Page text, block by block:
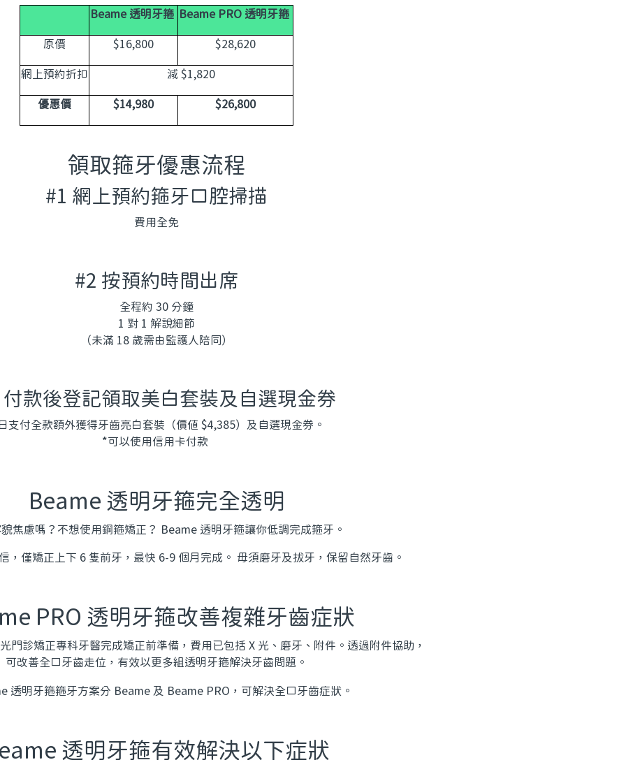
Beame 透明牙箍 Beame PRO 透明牙箍
原價 $16,800 $28,620
網上預約折扣 減 $1,820
優惠價 $14,980 $26,800
領取箍牙優惠流程
#1 網上預約箍牙口腔掃描
費用全免
#2 按預約時間出席
全程約 30 分鐘
1 對 1 解說細節
（未滿 18 歲需由監護人陪同）
款後登記領取美白套裝及自選現金券
支付全款額外獲得牙齒亮白套裝（價值 $4,385）及自選現金券。
*可以使用信用卡付款
Beame 透明牙箍完全透明
焦慮嗎？不想使用鋼箍矯正？ Beame 透明牙箍讓你低調完成箍牙。
，僅矯正上下 6 隻前牙，最快 6-9 個月完成。 毋須磨牙及拔牙，保留自然牙齒。
PRO 透明牙箍改善複雜牙齒症狀
門診矯正專科牙醫完成矯正前準備，費用已包括 X 光、磨牙、附件。透過附件協助，
可改善全口牙齒走位，有效以更多組透明牙箍解決牙齒問題。
透明牙箍有效解決以下症狀